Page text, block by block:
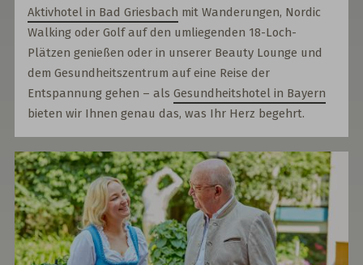
Aktivhotel in Bad Griesbach mit Wanderungen, Nordic
Walking oder Golf auf den umliegenden 18-Loch-
Plätzen genießen oder in unserer Beauty Lounge und
dem Gesundheitszentrum auf eine Reise der
Entspannung gehen – alsGesundheitshotel in Bayern
bieten wir Ihnen genau das, was Ihr Herz begehrt.